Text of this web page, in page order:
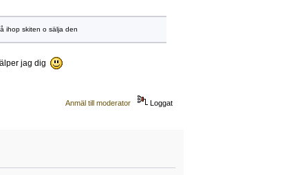
ihop skiten o sälja den
jag dig
Anmäl till moderator Loggat